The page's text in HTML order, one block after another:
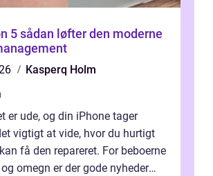
Kasperq Holm
er ude, og din iPhone tager
vigtigt at vide, hvor du hurtigt
få den repareret. For beboerne
omegn er der gode nyheder